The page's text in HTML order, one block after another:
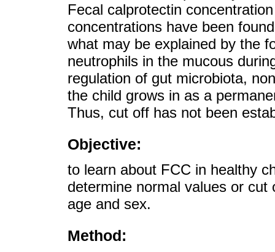
Fecal calprotectin
concentrations have been
what may be explained by the
neutrophils in the mucous
regulation of gut microbiota,
the child grows in as a
Thus, cut off has not been
Objective:
to learn about FCC in healthy
determine normal values or
age and sex.
Method: